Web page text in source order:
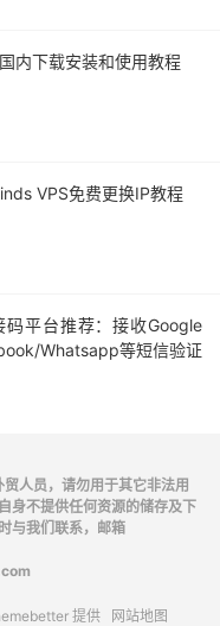
内下载安装和使用教程
VPS免费更换IP教程
平台推荐：接收Google
Whatsapp等短信验证
人员，请勿用于其它非法用
身不提供任何资源的储存及下
与我们联系，邮箱
提供 网站地图